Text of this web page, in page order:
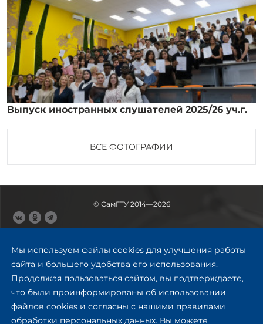
Выпуск иностранных слушателей 2025/26 уч.г.
ВСЕ ФОТОГРАФИИ
Мы используем файлы cookies для улучшения работы
сайта и большего удобства его использования.
Продолжая пользоваться сайтом, вы подтверждаете,
что были проинформированы об использовании
файлов cookies и согласны с нашими правилами
обработки персональных данных. Вы можете
© СамГТУ 2014—2026
443100, Самара
Обратная связь